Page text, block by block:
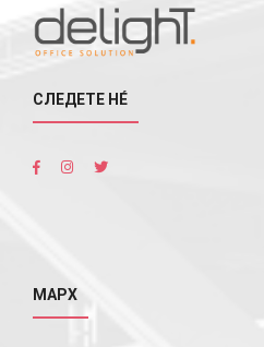
СЛЕДЕТЕ НÉ
МАРХ